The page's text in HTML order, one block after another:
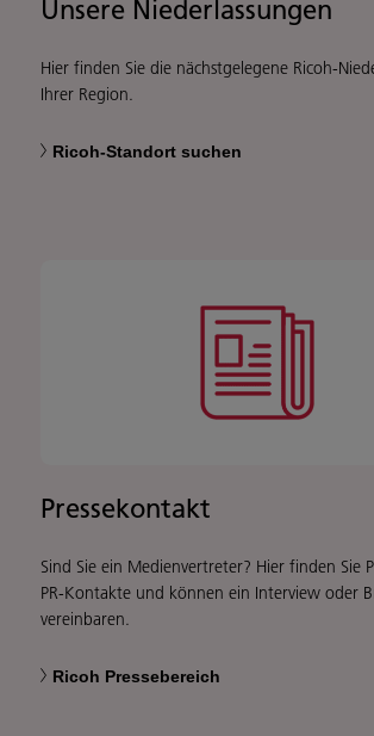
Unsere Niederlassungen
Hier finden Sie die nächstgelegene Ricoh-
Ihrer Region.
Ricoh-Standort suchen
Pressekontakt
Sind Sie ein Medienvertreter? Hier finden Sie
PR-Kontakte und können ein Interview oder
vereinbaren.
Ricoh Pressebereich